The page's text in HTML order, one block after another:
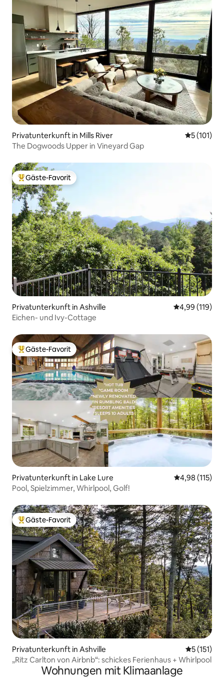
Privatunterkunft in Mills River
5 (101)
The Dogwoods Upper in Vineyard Gap
Beliebter Gäste-Favorit.
Gäste-Favorit
Privatunterkunft in Ashville
4,99 (119)
Eichen- und Ivy-Cottage
Beliebter Gäste-Favorit.
Gäste-Favorit
Privatunterkunft in Lake Lure
4,98 (115)
Pool, Spielzimmer, Whirlpool, Golf!
Beliebter Gäste-Favorit.
Gäste-Favorit
Privatunterkunft in Ashville
5 (151)
„Ritz Carlton von Airbnb“: schickes Ferienhaus + Whirlpool
Wohnungen mit Klimaanlage